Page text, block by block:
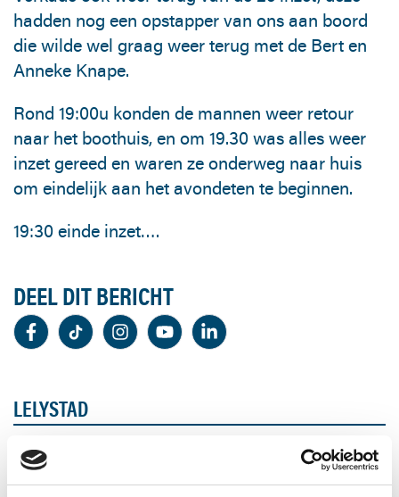
hadden nog een opstapper van ons aan boord
die wilde wel graag weer terug met de Bert en
Anneke Knape.
Rond 19:00u konden de mannen weer retour
naar het boothuis, en om 19.30 was alles weer
inzet gereed en waren ze onderweg naar huis
om eindelijk aan het avondeten te beginnen.
19:30 einde inzet….
DEEL DIT BERICHT
LELYSTAD
TERUG NAAR OVERZICHT